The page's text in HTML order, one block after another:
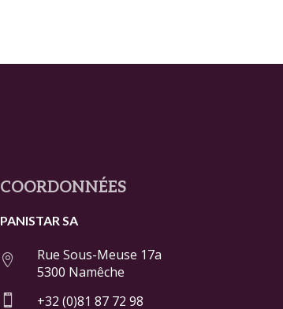
COORDONNÉES
PANISTAR SA

Rue Sous-Meuse 17a
5300 Namêche
 +32 (0)81 87 72 98